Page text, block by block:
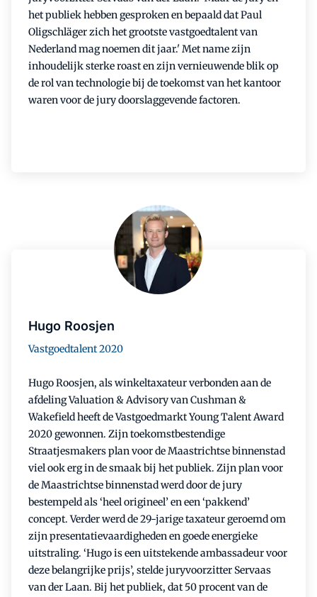
het publiek hebben gesproken en bepaald dat Paul
Oligschläger zich het grootste vastgoedtalent van
Nederland mag noemen dit jaar.' Met name zijn
inhoudelijk sterke roast en zijn vernieuwende blik op
de rol van technologie bij de toekomst van het kantoor
waren voor de jury doorslaggevende factoren.
Hugo Roosjen
Vastgoedtalent 2020
Hugo Roosjen, als winkeltaxateur verbonden aan de
afdeling Valuation & Advisory van Cushman &
Wakefield heeft de Vastgoedmarkt Young Talent Award
2020 gewonnen. Zijn toekomstbestendige
Straatjesmakers plan voor de Maastrichtse binnenstad
viel ook erg in de smaak bij het publiek. Zijn plan voor
de Maastrichtse binnenstad werd door de jury
bestempeld als ‘heel origineel’ en een ‘pakkend’
concept. Verder werd de 29-jarige taxateur geroemd om
zijn presentatievaardigheden en goede energieke
uitstraling. ‘Hugo is een uitstekende ambassadeur voor
deze belangrijke prijs’, stelde juryvoorzitter Servaas
van der Laan. Bij het publiek, dat 50 procent van de